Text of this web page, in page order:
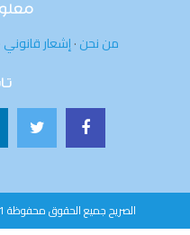
من نحن·إشعار قانوني
الصريح جميع الحقوق محفوظة 2021 © طور من طرف